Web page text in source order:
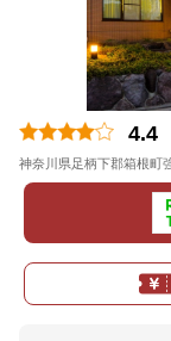
4.4
神奈川県足柄下郡箱根町